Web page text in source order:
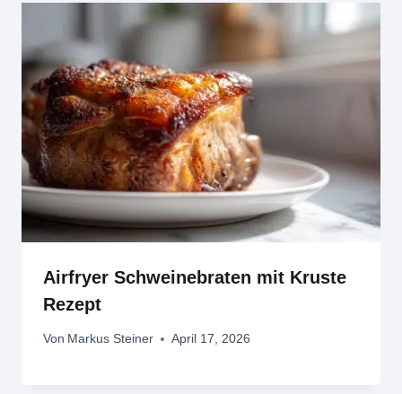
Airfryer Schweinebraten mit Kruste
Rezept
Von Markus Steiner April 17, 2026